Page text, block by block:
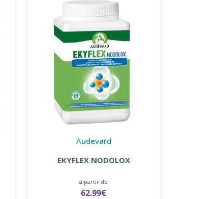
Audevard
EKYFLEX NODOLOX
à partir de
62.99€